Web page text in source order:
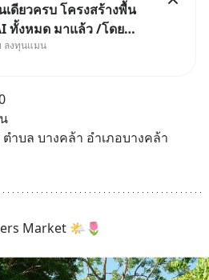
เดียวครบ โครงสร้างพื้น
ทั้งหมด มาแล้ว /โดย
น AI Supercycle คือ
งการเติบโตทางเศรษฐกิจ
วิตของผู้คนอย่างยาวนา
ลงทุนแมน
ำบล บางคล้า อำเภอบางคล้า
Market 🌤️🌷